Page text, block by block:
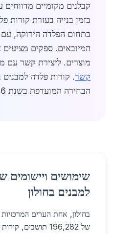
בזמן בנייה בעזרת קורות
בתחום הפלדה הירוקה, עם
מוצרים. ליצירת קשר עם
קשר. קורות פלדה למבנים
הבחירה המועדפת בשנת 2026.
שימושים ויישומים
למבנים בחולון
בחולון, אחת הערים
של 196,282 תושבים,